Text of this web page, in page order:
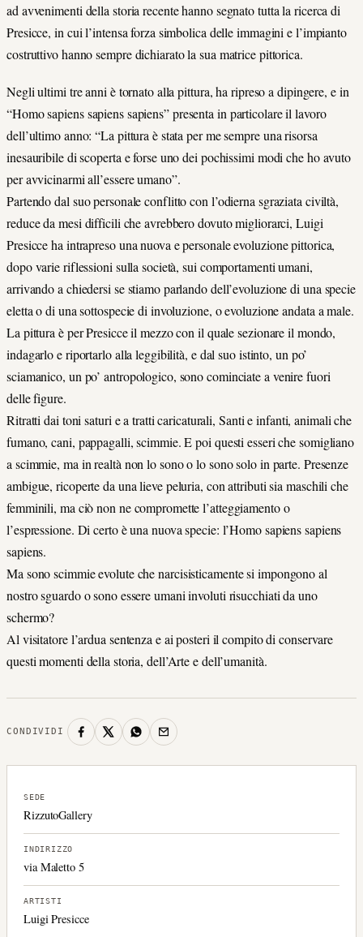
ad avvenimenti della storia recente hanno segnato tutta la ricerca di
Presicce, in cui l’intensa forza simbolica delle immagini e l’impianto
costruttivo hanno sempre dichiarato la sua matrice pittorica.
Negli ultimi tre anni è tornato alla pittura, ha ripreso a dipingere, e in
“Homo sapiens sapiens sapiens” presenta in particolare il lavoro
dell’ultimo anno: “La pittura è stata per me sempre una risorsa
inesauribile di scoperta e forse uno dei pochissimi modi che ho avuto
per avvicinarmi all’essere umano”.
Partendo dal suo personale conflitto con l’odierna sgraziata civiltà,
reduce da mesi difficili che avrebbero dovuto migliorarci, Luigi
Presicce ha intrapreso una nuova e personale evoluzione pittorica,
dopo varie riflessioni sulla società, sui comportamenti umani,
arrivando a chiedersi se stiamo parlando dell’evoluzione di una specie
eletta o di una sottospecie di involuzione, o evoluzione andata a male.
La pittura è per Presicce il mezzo con il quale sezionare il mondo,
indagarlo e riportarlo alla leggibilità, e dal suo istinto, un po’
sciamanico, un po’ antropologico, sono cominciate a venire fuori
delle figure.
Ritratti dai toni saturi e a tratti caricaturali, Santi e infanti, animali che
fumano, cani, pappagalli, scimmie. E poi questi esseri che somigliano
a scimmie, ma in realtà non lo sono o lo sono solo in parte. Presenze
ambigue, ricoperte da una lieve peluria, con attributi sia maschili che
femminili, ma ciò non ne compromette l’atteggiamento o
l’espressione. Di certo è una nuova specie: l’Homo sapiens sapiens
sapiens.
Ma sono scimmie evolute che narcisisticamente si impongono al
nostro sguardo o sono essere umani involuti risucchiati da uno
schermo?
Al visitatore l’ardua sentenza e ai posteri il compito di conservare
questi momenti della storia, dell’Arte e dell’umanità.
CONDIVIDI
SEDE
RizzutoGallery
INDIRIZZO
via Maletto 5
ARTISTI
Luigi Presicce